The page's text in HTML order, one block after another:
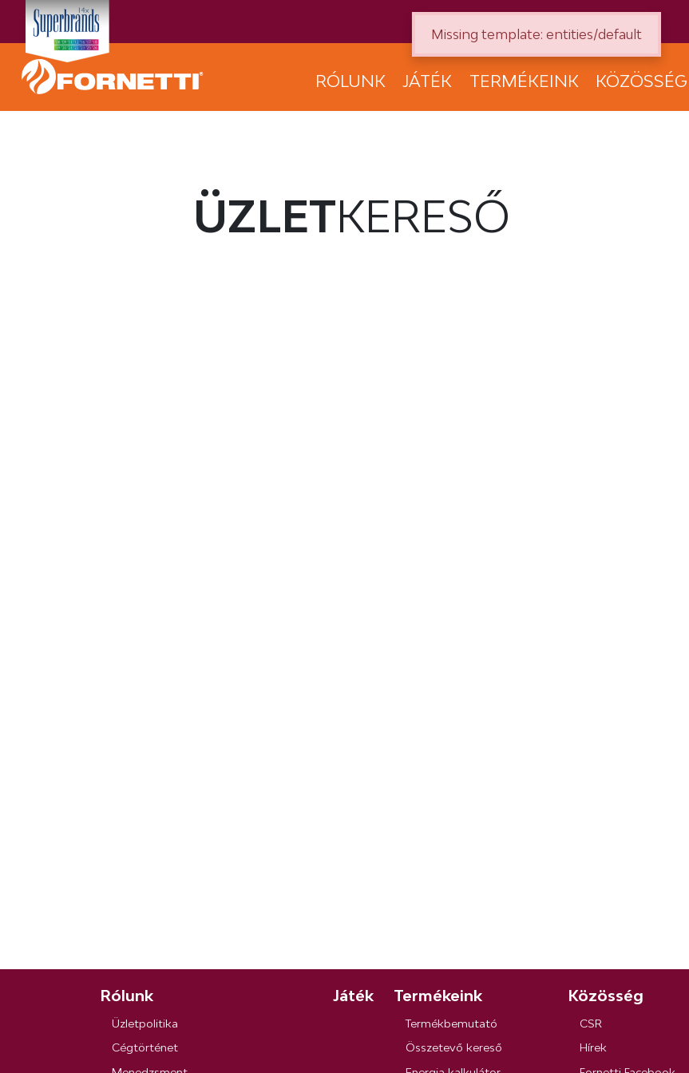
RÓLUNK JÁTÉK TERMÉKEINK KÖZÖSSÉG
ÜZLETKERESŐ
Rólunk
Üzletpolitika
Cégtörténet
Játék Termékeink
Termékbemutató
Összetevő kereső
Közösség
CSR
Hírek
Missing template: entities/default